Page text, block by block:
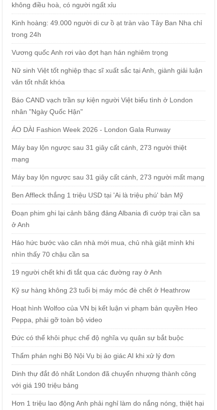
không điều hoà, có người ngất xỉu
Kinh hoàng: 49.000 người di cư ồ ạt tràn vào Tây Ban Nha chỉ
trong 24h
Vương quốc Anh rơi vào đợt hạn hán nghiêm trọng
Nữ sinh Việt tốt nghiệp thạc sĩ xuất sắc tại Anh, giành giải luận
văn tốt nhất khóa
Báo CAND vạch trần sự kiện người Việt biểu tình ở London
nhân "Ngày Quốc Hận"
ÁO DÀI Fashion Week 2026 - London Gala Runway
Máy bay lộn ngược sau 31 giây cất cánh, 273 người thiệt
mạng
Máy bay lộn ngược sau 31 giây cất cánh, 273 người mất mạng
Ben Affleck thắng 1 triệu USD tại 'Ai là triệu phú' bản Mỹ
Đoạn phim ghi lại cảnh băng đảng Albania đi cướp trại cần sa
ở Anh
Háo hức bước vào căn nhà mới mua, chủ nhà giật mình khi
nhìn thấy 70 chậu cần sa
19 người chết khi đi tắt qua các đường ray ở Anh
Kỹ sư hàng không 23 tuổi bị máy móc đè chết ở Heathrow
Hoạt hình Wolfoo của VN bị kết luận vi phạm bản quyền Heo
Peppa, phải gỡ toàn bộ video
Đức có thể khôi phục chế độ nghĩa vụ quân sự bắt buộc
Thẩm phán nghi Bộ Nội Vụ bị ảo giác AI khi xử lý đơn
Dinh thự đắt đỏ nhất London đã chuyển nhượng thành công
với giá 190 triệu bảng
Hơn 1 triệu lao động Anh phải nghỉ làm do nắng nóng, thiệt hại